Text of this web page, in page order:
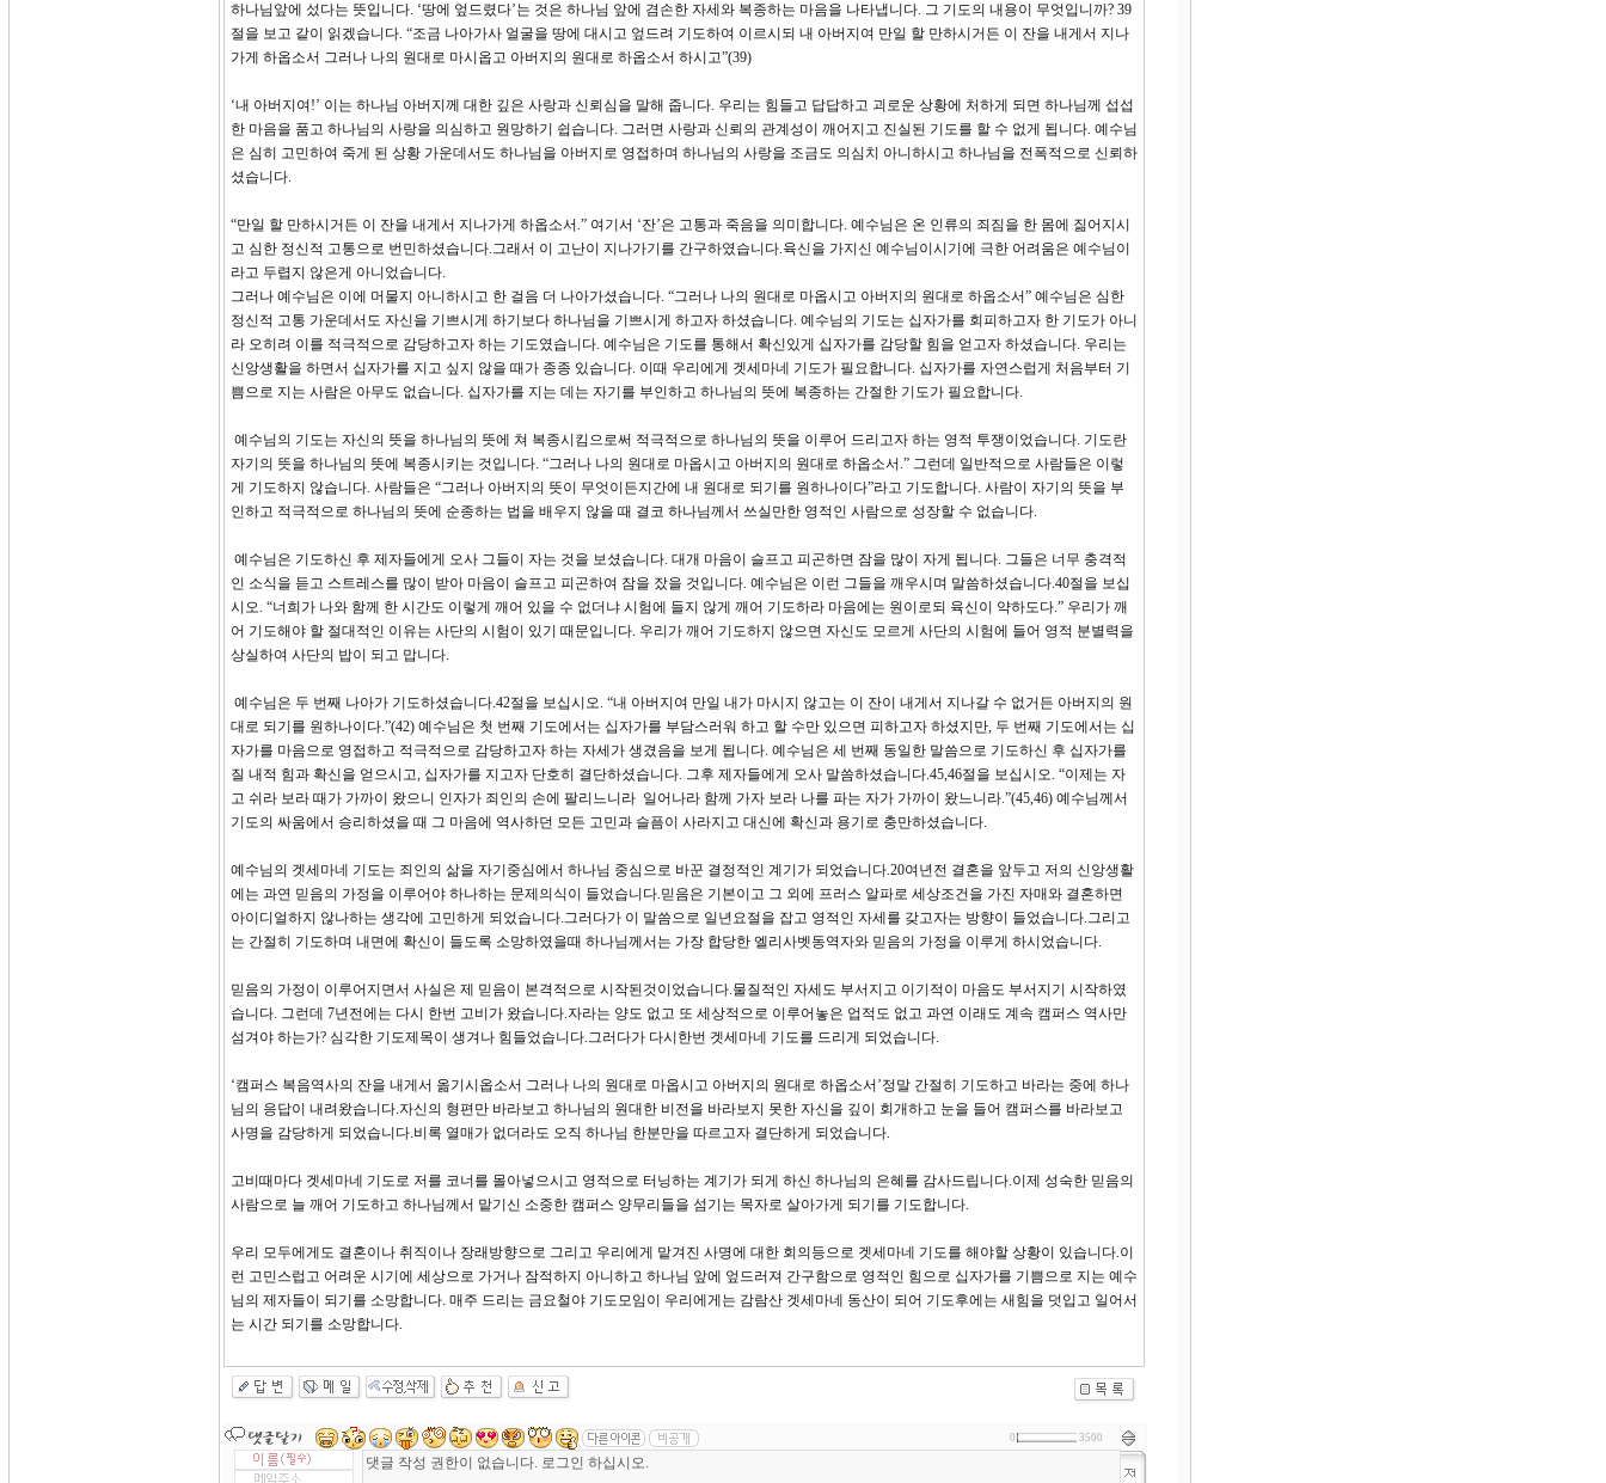
하나님앞에 섰다는 뜻입니다. ‘땅에 엎드렸다’는 것은 하나님 앞에 겸손한 자세와 복종하는 마음을 나타냅니다. 그 기도의 내용이 무엇입니까? 39
절을 보고 같이 읽겠습니다. “조금 나아가사 얼굴을 땅에 대시고 엎드려 기도하여 이르시되 내 아버지여 만일 할 만하시거든 이 잔을 내게서 지나
가게 하옵소서 그러나 나의 원대로 마시옵고 아버지의 원대로 하옵소서 하시고”(39)
‘내 아버지여!’ 이는 하나님 아버지께 대한 깊은 사랑과 신뢰심을 말해 줍니다. 우리는 힘들고 답답하고 괴로운 상황에 처하게 되면 하나님께 섭섭
한 마음을 품고 하나님의 사랑을 의심하고 원망하기 쉽습니다. 그러면 사랑과 신뢰의 관계성이 깨어지고 진실된 기도를 할 수 없게 됩니다. 예수님
은 심히 고민하여 죽게 된 상황 가운데서도 하나님을 아버지로 영접하며 하나님의 사랑을 조금도 의심치 아니하시고 하나님을 전폭적으로 신뢰하
셨습니다.
“만일 할 만하시거든 이 잔을 내게서 지나가게 하옵소서.” 여기서 ‘잔’은 고통과 죽음을 의미합니다. 예수님은 온 인류의 죄짐을 한 몸에 짊어지시
고 심한 정신적 고통으로 번민하셨습니다.그래서 이 고난이 지나가기를 간구하였습니다.육신을 가지신 예수님이시기에 극한 어려움은 예수님이
라고 두렵지 않은게 아니었습니다.
그러나 예수님은 이에 머물지 아니하시고 한 걸음 더 나아가셨습니다. “그러나 나의 원대로 마옵시고 아버지의 원대로 하옵소서” 예수님은 심한
정신적 고통 가운데서도 자신을 기쁘시게 하기보다 하나님을 기쁘시게 하고자 하셨습니다. 예수님의 기도는 십자가를 회피하고자 한 기도가 아니
라 오히려 이를 적극적으로 감당하고자 하는 기도였습니다. 예수님은 기도를 통해서 확신있게 십자가를 감당할 힘을 얻고자 하셨습니다. 우리는
신앙생활을 하면서 십자가를 지고 싶지 않을 때가 종종 있습니다. 이때 우리에게 겟세마네 기도가 필요합니다. 십자가를 자연스럽게 처음부터 기
쁨으로 지는 사람은 아무도 없습니다. 십자가를 지는 데는 자기를 부인하고 하나님의 뜻에 복종하는 간절한 기도가 필요합니다.
예수님의 기도는 자신의 뜻을 하나님의 뜻에 쳐 복종시킴으로써 적극적으로 하나님의 뜻을 이루어 드리고자 하는 영적 투쟁이었습니다. 기도란
자기의 뜻을 하나님의 뜻에 복종시키는 것입니다. “그러나 나의 원대로 마옵시고 아버지의 원대로 하옵소서.” 그런데 일반적으로 사람들은 이렇
게 기도하지 않습니다. 사람들은 “그러나 아버지의 뜻이 무엇이든지간에 내 원대로 되기를 원하나이다”라고 기도합니다. 사람이 자기의 뜻을 부
인하고 적극적으로 하나님의 뜻에 순종하는 법을 배우지 않을 때 결코 하나님께서 쓰실만한 영적인 사람으로 성장할 수 없습니다.
예수님은 기도하신 후 제자들에게 오사 그들이 자는 것을 보셨습니다. 대개 마음이 슬프고 피곤하면 잠을 많이 자게 됩니다. 그들은 너무 충격적
인 소식을 듣고 스트레스를 많이 받아 마음이 슬프고 피곤하여 잠을 잤을 것입니다. 예수님은 이런 그들을 깨우시며 말씀하셨습니다.40절을 보십
시오. “너희가 나와 함께 한 시간도 이렇게 깨어 있을 수 없더냐 시험에 들지 않게 깨어 기도하라 마음에는 원이로되 육신이 약하도다.” 우리가 깨
어 기도해야 할 절대적인 이유는 사단의 시험이 있기 때문입니다. 우리가 깨어 기도하지 않으면 자신도 모르게 사단의 시험에 들어 영적 분별력을
상실하여 사단의 밥이 되고 맙니다.
예수님은 두 번째 나아가 기도하셨습니다.42절을 보십시오. “내 아버지여 만일 내가 마시지 않고는 이 잔이 내게서 지나갈 수 없거든 아버지의 원
대로 되기를 원하나이다.”(42) 예수님은 첫 번째 기도에서는 십자가를 부담스러워 하고 할 수만 있으면 피하고자 하셨지만, 두 번째 기도에서는 십
자가를 마음으로 영접하고 적극적으로 감당하고자 하는 자세가 생겼음을 보게 됩니다. 예수님은 세 번째 동일한 말씀으로 기도하신 후 십자가를
질 내적 힘과 확신을 얻으시고, 십자가를 지고자 단호히 결단하셨습니다. 그후 제자들에게 오사 말씀하셨습니다.45,46절을 보십시오. “이제는 자
고 쉬라 보라 때가 가까이 왔으니 인자가 죄인의 손에 팔리느니라 일어나라 함께 가자 보라 나를 파는 자가 가까이 왔느니라.”(45,46) 예수님께서
기도의 싸움에서 승리하셨을 때 그 마음에 역사하던 모든 고민과 슬픔이 사라지고 대신에 확신과 용기로 충만하셨습니다.
예수님의 겟세마네 기도는 죄인의 삶을 자기중심에서 하나님 중심으로 바꾼 결정적인 계기가 되었습니다.20여년전 결혼을 앞두고 저의 신앙생활
에는 과연 믿음의 가정을 이루어야 하나하는 문제의식이 들었습니다.믿음은 기본이고 그 외에 프러스 알파로 세상조건을 가진 자매와 결혼하면
아이디얼하지 않나하는 생각에 고민하게 되었습니다.그러다가 이 말씀으로 일년요절을 잡고 영적인 자세를 갖고자는 방향이 들었습니다.그리고
는 간절히 기도하며 내면에 확신이 들도록 소망하였을때 하나님께서는 가장 합당한 엘리사벳동역자와 믿음의 가정을 이루게 하시었습니다.
믿음의 가정이 이루어지면서 사실은 제 믿음이 본격적으로 시작된것이었습니다.물질적인 자세도 부서지고 이기적이 마음도 부서지기 시작하였
습니다. 그런데 7년전에는 다시 한번 고비가 왔습니다.자라는 양도 없고 또 세상적으로 이루어놓은 업적도 없고 과연 이래도 계속 캠퍼스 역사만
섬겨야 하는가? 심각한 기도제목이 생겨나 힘들었습니다.그러다가 다시한번 겟세마네 기도를 드리게 되었습니다.
‘캠퍼스 복음역사의 잔을 내게서 옮기시옵소서 그러나 나의 원대로 마옵시고 아버지의 원대로 하옵소서’정말 간절히 기도하고 바라는 중에 하나
님의 응답이 내려왔습니다.자신의 형편만 바라보고 하나님의 원대한 비전을 바라보지 못한 자신을 깊이 회개하고 눈을 들어 캠퍼스를 바라보고
사명을 감당하게 되었습니다.비록 열매가 없더라도 오직 하나님 한분만을 따르고자 결단하게 되었습니다.
고비때마다 겟세마네 기도로 저를 코너를 몰아넣으시고 영적으로 터닝하는 계기가 되게 하신 하나님의 은혜를 감사드립니다.이제 성숙한 믿음의
사람으로 늘 깨어 기도하고 하나님께서 맡기신 소중한 캠퍼스 양무리들을 섬기는 목자로 살아가게 되기를 기도합니다.
우리 모두에게도 결혼이나 취직이나 장래방향으로 그리고 우리에게 맡겨진 사명에 대한 회의등으로 겟세마네 기도를 해야할 상황이 있습니다.이
런 고민스럽고 어려운 시기에 세상으로 가거나 잠적하지 아니하고 하나님 앞에 엎드러져 간구함으로 영적인 힘으로 십자가를 기쁨으로 지는 예수
님의 제자들이 되기를 소망합니다. 매주 드리는 금요철야 기도모임이 우리에게는 감람산 겟세마네 동산이 되어 기도후에는 새힘을 덧입고 일어서
는 시간 되기를 소망합니다.
0 3500